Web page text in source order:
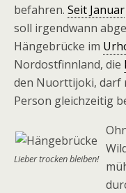
befahren. Seit Januar
soll irgendwann
Hängebrücke im
Nordostfinnland, die
den Nuorttijoki, darf
Person gleichzeitig
Lieber trocken bleiben!